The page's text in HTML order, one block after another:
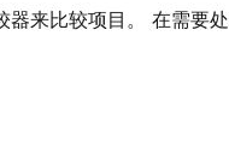
来比较项目。 在需要